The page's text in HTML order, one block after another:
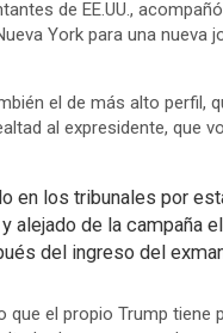
de EE.UU.,
York para una nueva
el de más alto perfil,
al expresidente, que
en los tribunales por
alejado de la campaña
del ingreso del
el propio Trump tiene